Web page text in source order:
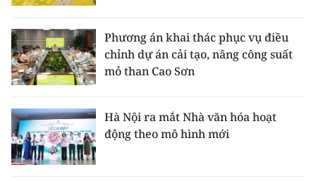
Phương án khai thác phục vụ điều
chỉnh dự án cải tạo, nâng công suất
mỏ than Cao Sơn
Hà Nội ra mắt Nhà văn hóa hoạt
động theo mô hình mới